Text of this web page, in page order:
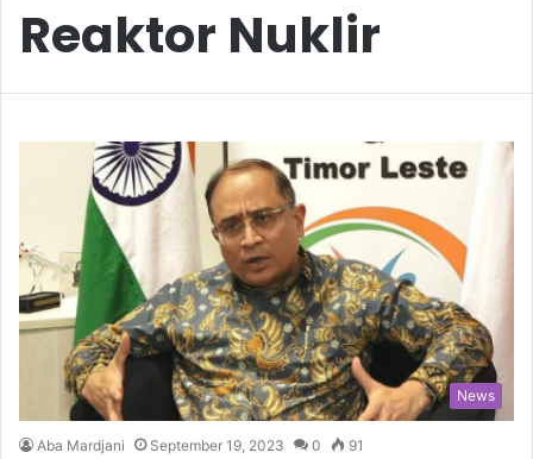
Reaktor Nuklir
News
Aba Mardjani September 19, 2023 0 91